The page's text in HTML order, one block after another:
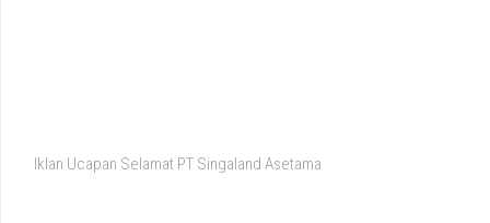
Iklan Ucapan Selamat PT Singaland Asetama